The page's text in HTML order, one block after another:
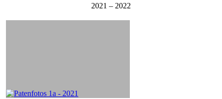
2021 – 2022